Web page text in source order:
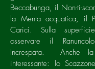
Beccabunga, il Non-ti-
la Menta acquatica, il
Carici. Sulla
osservare il
Increspata. Anche
interessante: lo